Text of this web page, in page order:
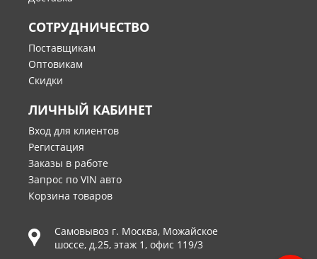
СОТРУДНИЧЕСТВО
Поставщикам
Оптовикам
Скидки
ЛИЧНЫЙ КАБИНЕТ
Вход для клиентов
Регистация
Заказы в работе
Запрос по VIN авто
Корзина товаров
Самовывоз г. Москва, Можайское
шоссе, д.25, этаж 1, офис 119/3